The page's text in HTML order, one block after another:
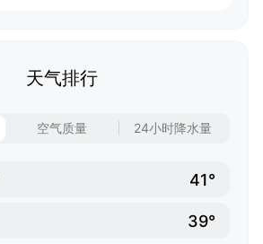
天气排行
空气质量 24小时降水量
41°
39°